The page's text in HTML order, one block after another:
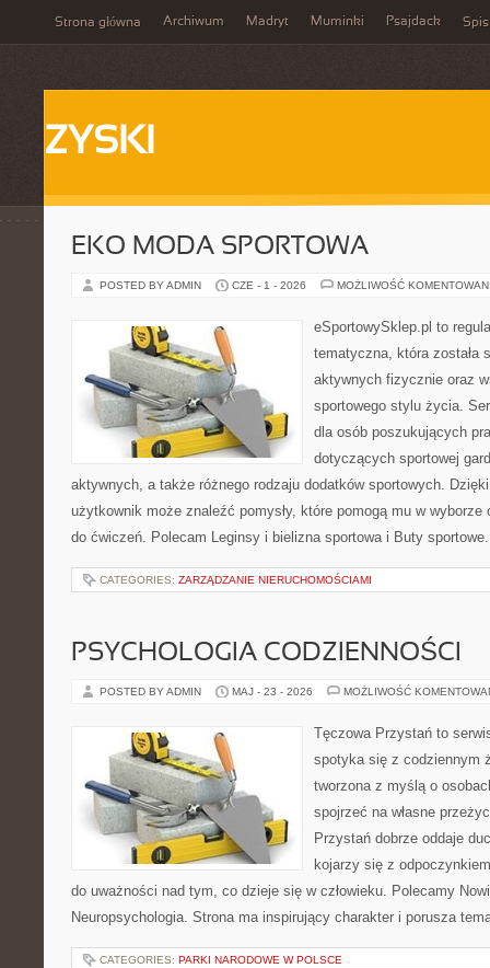
Strona główna Archiwum Madryt Muminki Psajdack Spis
ZYSKI
EKO MODA SPORTOWA
POSTED BY ADMIN CZE - 1 - 2026 MOŻLIWOŚĆ
eSportowySklep.pl to
tematyczna, która została
aktywnych fizycznie oraz
sportowego stylu życia.
dla osób poszukujących
dotyczących sportowej
aktywnych, a także różnego rodzaju dodatków sportowych.
użytkownik może znaleźć pomysły, które pomogą mu w wyborze
do ćwiczeń. Polecam Leginsy i bielizna sportowa i Buty
CATEGORIES: ZARZĄDZANIE NIERUCHOMOŚCIAMI
PSYCHOLOGIA CODZIENNOŚCI
POSTED BY ADMIN MAJ - 23 - 2026 MOŻLIWOŚĆ
Tęczowa Przystań to
spotyka się z codziennym
tworzona z myślą o
spojrzeć na własne
Przystań dobrze oddaje
kojarzy się z
do uważności nad tym, co dzieje się w człowieku. Polecamy
Neuropsychologia. Strona ma inspirujący charakter i porusza
CATEGORIES: PARKI NARODOWE W POLSCE